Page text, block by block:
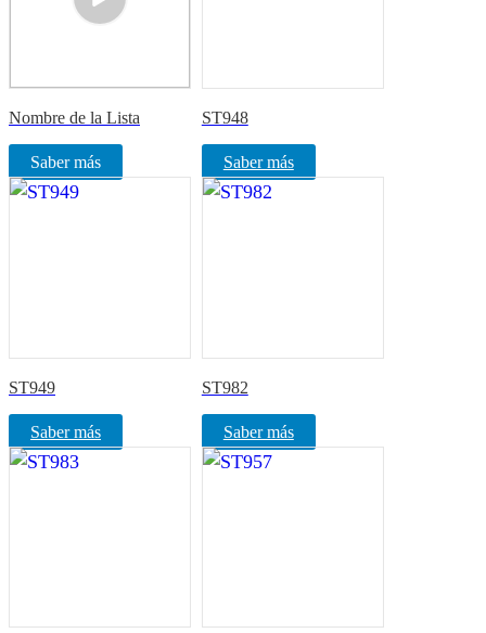
Nombre de la Lista
Saber más
ST948
Saber más
ST949
Saber más
ST982
Saber más